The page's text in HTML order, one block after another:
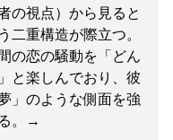
の視点）から見ると
二重構造が際立つ。
の恋の騒動を「どん
と楽しんでおり、彼
」のような側面を強
。→